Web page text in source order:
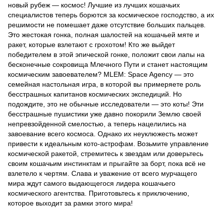
новый рубеж — космос! Лучшие из лучших кошачьих
специалистов теперь борются за космическое господство, а их
решимости не помешает даже отсутствие больших пальцев.
Это жестокая гонка, полная шалостей на кошачьей мяте и
ракет, которые взлетают с грохотом! Кто же выйдет
победителем в этой эпической гонке, положит свои лапы на
бесконечные сокровища Млечного Пути и станет настоящим
космическим завоевателем? MLEM: Space Agency — это
семейная настольная игра, в которой вы примеряете роль
бесстрашных капитанов космических экспедиций. Но
подождите, это не обычные исследователи — это коты! Эти
бесстрашные пушистики уже давно покорили Землю своей
непревзойденной смелостью, а теперь нацелились на
завоевание всего космоса. Однако их неуклюжесть может
привести к идеальным кото-астрофам. Возьмите управление
космической ракетой, стремитесь к звездам или доверьтесь
своим кошачьим инстинктам и прыгайте за борт, пока всё не
взлетело к чертям. Слава и уважение от всего мурчащего
мира ждут самого выдающегося лидера кошачьего
космического агентства. Приготовьтесь к приключению,
которое выходит за рамки этого мира!